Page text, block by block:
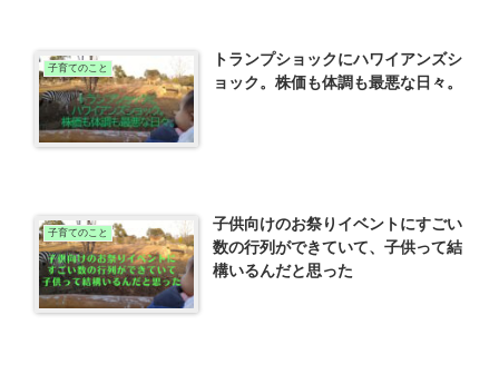
子育てのこと
トランプショックにハワイアンズシ
ョック。株価も体調も最悪な日々。
子育てのこと
子供向けのお祭りイベントにすごい
数の行列ができていて、子供って結
構いるんだと思った